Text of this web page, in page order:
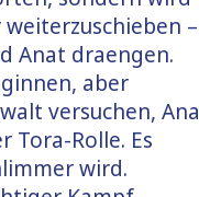
–
Anat draengen.
aber
versuchen,
Tora-Rolle. Es
wird.